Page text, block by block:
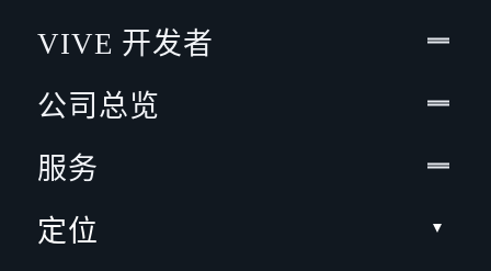
VIVE 开发者
公司总览
服务
定位